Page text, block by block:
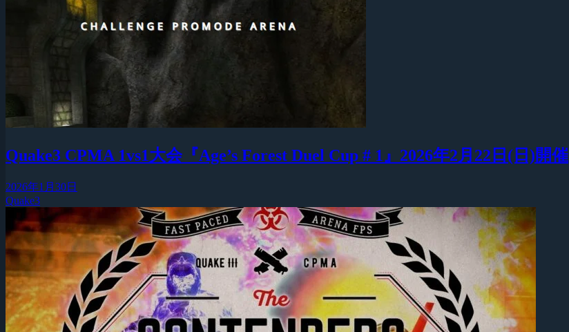
Quake3 CPMA 1vs1大会『Age’s Forest Duel Cup # 1』2026年2月22日(日)開催
2026年1月30日
Quake3